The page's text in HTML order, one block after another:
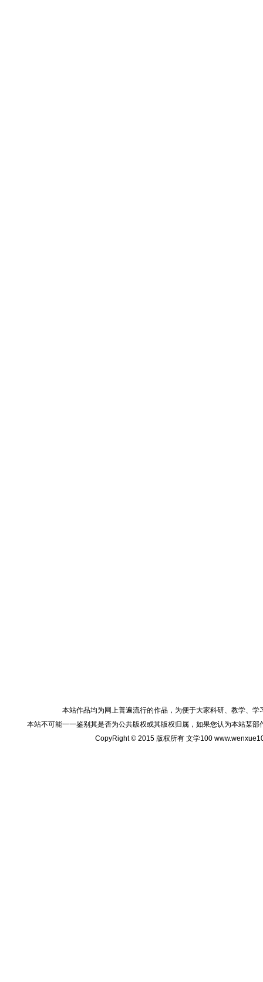
本站作品均为网上普遍流行的作品，为便于大家科研、教学、
本站不可能一一鉴别其是否为公共版权或其版权归属，如果您认为本站某
CopyRight © 2015 版权所有 文学100